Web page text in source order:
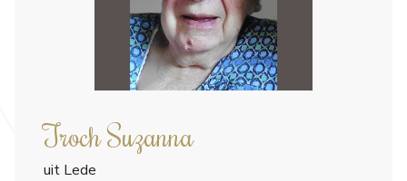
Troch Suzanna
uit Lede